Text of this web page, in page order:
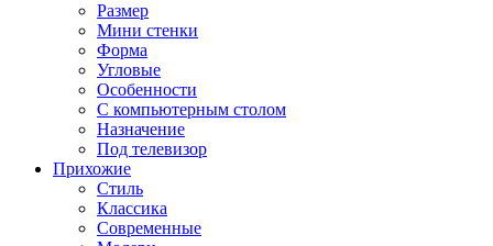
Размер
Мини стенки
Форма
Угловые
Особенности
С компьютерным столом
Назначение
Под телевизор
Прихожие
Стиль
Классика
Современные